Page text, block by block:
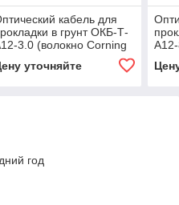
кабель для
в грунт ОКБ-Т-
3.0 (волокно Corning
уточняйте
год